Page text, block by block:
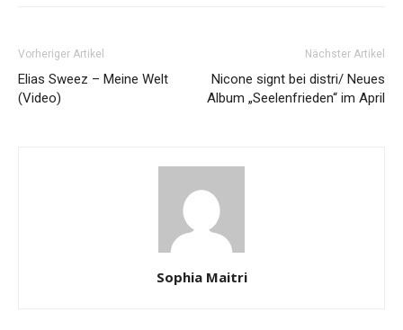
Vorheriger Artikel
Elias Sweez – Meine Welt
(Video)
Nächster Artikel
Nicone signt bei distri/ Neues
Album „Seelenfrieden“ im April
Sophia Maitri